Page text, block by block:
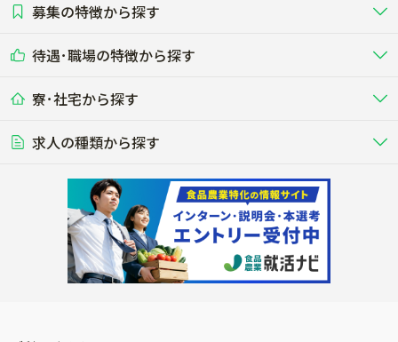
その他（独立・副業など）
酪農
する牧場
養豚
る養豚場
レースで活躍する馬の手入れや子馬
その他畜産
その他動物の畜産業（羊、ウズラな
ど）
畑・圃場で野菜・穀物を生産 ビニールハウスで多様な野菜の生産
稲作
ビニールハウスで観賞用植物の栽
植物工場
環境制御された工場で野菜の生産管
理
農業資材･肥料
農場設備・肥料・飼料の生産・流
農業用の機械・機材の開発・販
流通･商社
農産物・農産品の物流・卸し・輸出
入
製造･加工･販売 福祉
その他業種
木材の植林・伐採・加工、または
漁業･養殖
魚介類の採捕・養殖、または水産加
工場
農場･牧場･現場職
専門職（獣医師･人工授精師･
研究･開発 WEB･IT
その他職種
募集の特徴から探す
未経験歓迎
学歴不問
50代採用実績あり
AT免許OK
内定まで最短1週間 管理者･幹部採用
待遇･職場の特徴から探す
社会保険完備
食事補助あり
年間休日100日以上
経験者優遇 独立支援可能
寮･社宅から探す
単身寮あり
寮･社宅相談可
求人の種類から探す
転職おまかせ求人